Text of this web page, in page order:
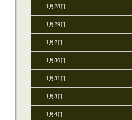
1月28日
1月29日
1月2日
1月30日
1月31日
1月3日
1月4日